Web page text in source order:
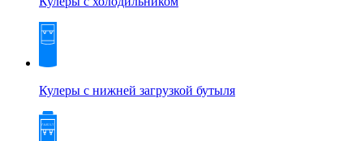
Кулеры с нижней загрузкой бутыля